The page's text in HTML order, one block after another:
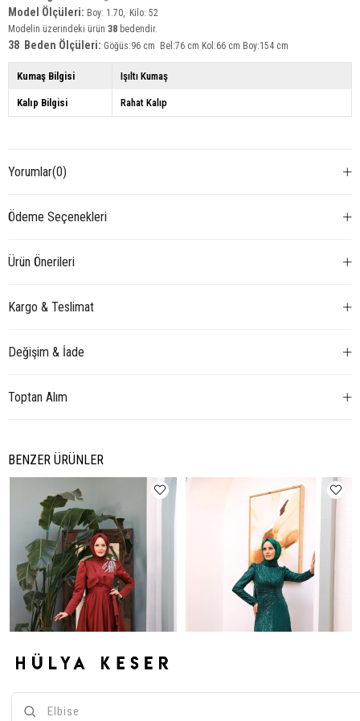
Model Ölçüleri: Boy: 1.70, Kilo: 52
Modelin üzerindeki ürün 38 bedendir.
38 Beden Ölçüleri: Göğüs:96 cm Bel:76 cm Kol:66 cm Boy:154 cm
Kumaş Bilgisi Işıltı Kumaş
Kalıp Bilgisi Rahat Kalıp
Yorumlar(0)
Ödeme Seçenekleri
Ürün Önerileri
Kargo & Teslimat
Değişim & İade
Toptan Alım
BENZER ÜRÜNLER